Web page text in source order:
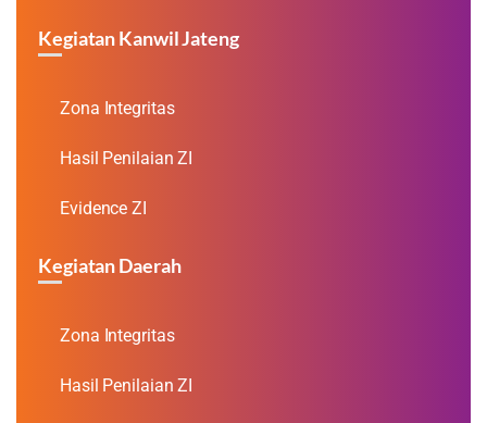
Kegiatan Kanwil Jateng
Zona Integritas
Hasil Penilaian ZI
Evidence ZI
Kegiatan Daerah
Zona Integritas
Hasil Penilaian ZI